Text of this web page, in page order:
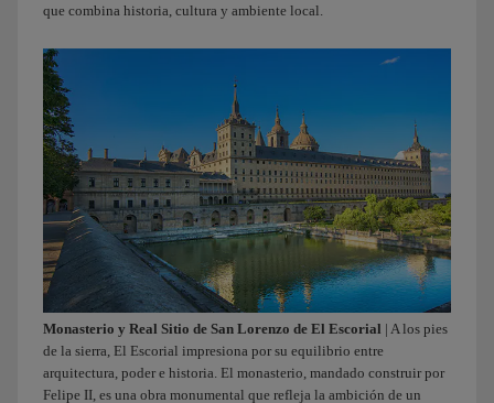
que combina historia, cultura y ambiente local.
Monasterio y Real Sitio de San Lorenzo de El Escorial | A los pies
de la sierra, El Escorial impresiona por su equilibrio entre
arquitectura, poder e historia. El monasterio, mandado construir por
Felipe II, es una obra monumental que refleja la ambición de un